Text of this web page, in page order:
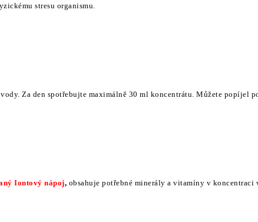
stresu organismu.
Za den spotřebujte maximálně 30 ml koncentrátu. Můžete popíjel
Iontový nápoj, obsahuje potřebné minerály a vitamíny v koncentraci